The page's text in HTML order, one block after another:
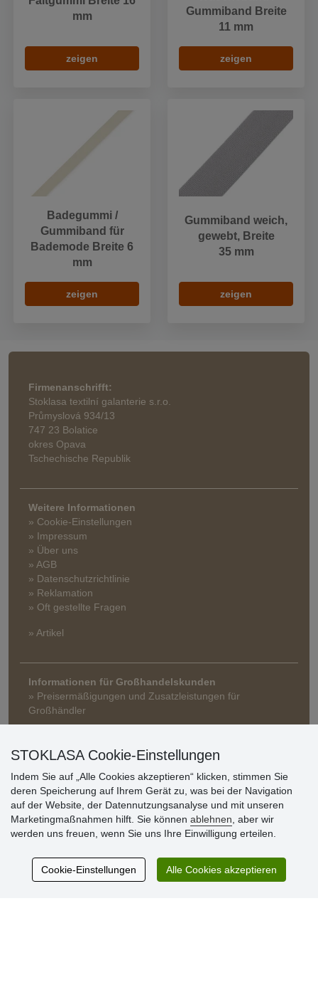
mm
zeigen
Gummiband Breite
11 mm
zeigen
Badegummi /
Gummiband für
Bademode Breite 6
mm
zeigen
Gummiband weich,
gewebt, Breite
35 mm
zeigen
Firmenanschrifft:
Stoklasa textilní galanterie s.r.o.
Průmyslová 934/13
747 23 Bolatice
okres Opava
Tschechische Republik
Weitere Informationen
» Cookie-Einstellungen
» Impressum
» Über uns
» AGB
» Datenschutzrichtlinie
» Reklamation
» Oft gestellte Fragen
» Artikel
Informationen für Großhandelskunden
» Preisermäßigungen und Zusatzleistungen für
Großhändler
Kundenbewertung
Sehr schöne Ware zu günstigen Preisen. Sehr
STOKLASA Cookie-Einstellungen
Indem Sie auf „Alle Cookies akzeptieren“ klicken, stimmen Sie
deren Speicherung auf Ihrem Gerät zu, was bei der Navigation
auf der Website, der Datennutzungsanalyse und mit unseren
Marketingmaßnahmen hilft. Sie können ablehnen , aber wir
werden uns freuen, wenn Sie uns Ihre Einwilligung erteilen.
Cookie-Einstellungen Alle Cookies akzeptieren